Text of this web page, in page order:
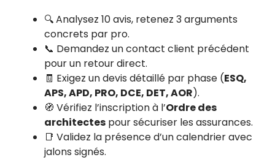
🔍 Analysez 10 avis, retenez 3 arguments
concrets par pro.
📞 Demandez un contact client précédent
pour un retour direct.
🧾 Exigez un devis détaillé par phase (ESQ,
APS, APD, PRO, DCE, DET, AOR).
🧭 Vérifiez l’inscription à l’Ordre des
architectes pour sécuriser les assurances.
📑 Validez la présence d’un calendrier avec
jalons signés.